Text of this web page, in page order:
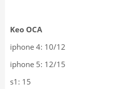
Keo OCA
iphone 4: 10/12
iphone 5: 12/15
s1: 15